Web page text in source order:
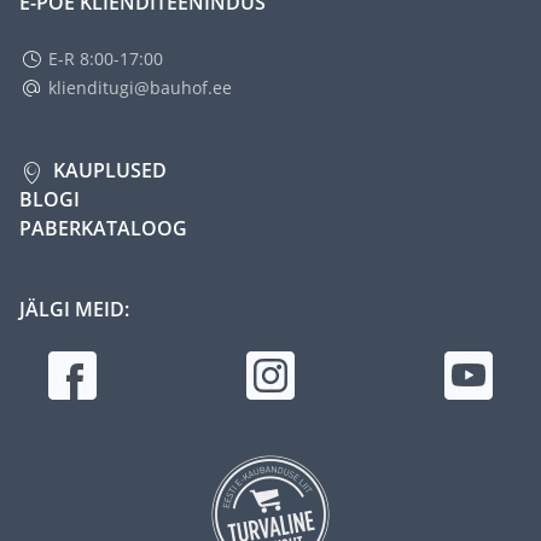
E-R 8:00-17:00
klienditugi@bauhof.ee
KAUPLUSED
BLOGI
PABERKATALOOG
JÄLGI MEID: